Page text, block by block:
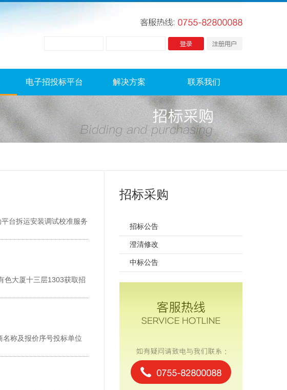
电子招投标平台 解决方案 联系我们
台拆运安装调试校准服务
色大厦十三层1303获取招
称及报价序号投标单位
招标采购
招标公告
澄清修改
中标公告